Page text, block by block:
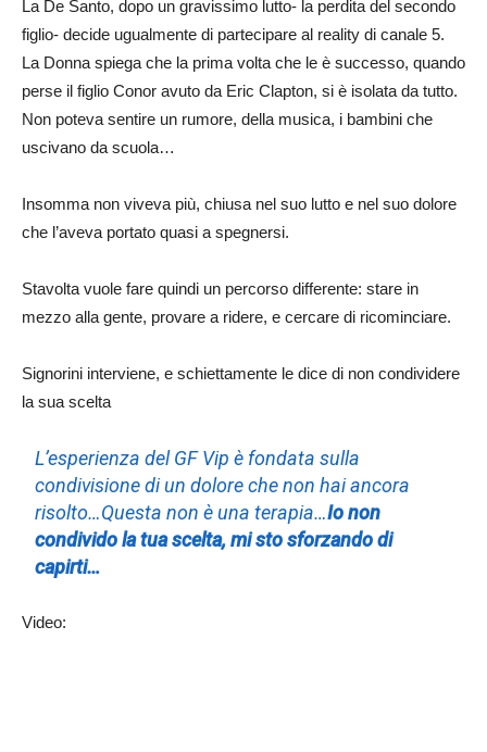
La De Santo, dopo un gravissimo lutto- la perdita del secondo
figlio- decide ugualmente di partecipare al reality di canale 5.
La Donna spiega che la prima volta che le è successo, quando
perse il figlio Conor avuto da Eric Clapton, si è isolata da tutto.
Non poteva sentire un rumore, della musica, i bambini che
uscivano da scuola…
Insomma non viveva più, chiusa nel suo lutto e nel suo dolore
che l’aveva portato quasi a spegnersi.
Stavolta vuole fare quindi un percorso differente: stare in
mezzo alla gente, provare a ridere, e cercare di ricominciare.
Signorini interviene, e schiettamente le dice di non condividere
la sua scelta
L’esperienza del GF Vip è fondata sulla
condivisione di un dolore che non hai ancora
risolto…Questa non è una terapia…Io non
condivido la tua scelta, mi sto sforzando di
capirti…
Video: